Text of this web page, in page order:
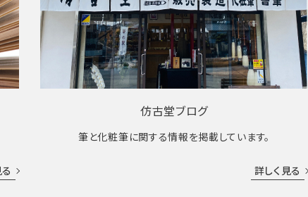
仿古堂ブログ
筆と化粧筆に関する情報を掲載しています。
詳しく見る